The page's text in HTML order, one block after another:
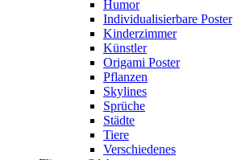
Humor
Individualisierbare Poster
Kinderzimmer
Künstler
Origami Poster
Pflanzen
Skylines
Sprüche
Städte
Tiere
Verschiedenes